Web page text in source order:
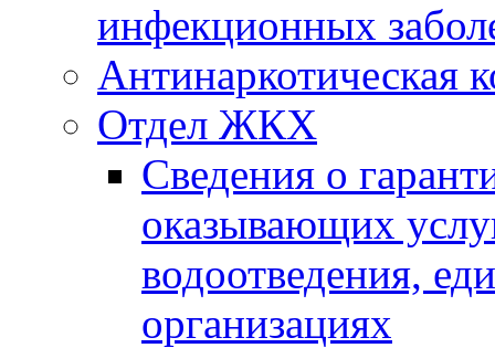
инфекционных
Антинаркотическая
Отдел ЖКХ
Сведения о
оказывающих
водоотведения,
организациях